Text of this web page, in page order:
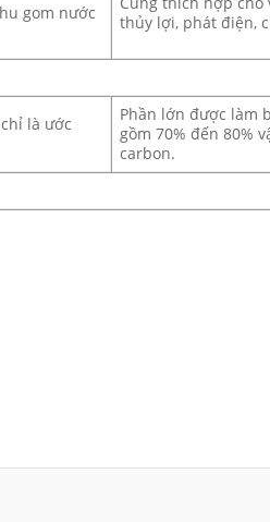
gom nước
thủy lợi, phát điện,
là ước
Phần lớn được làm
gồm 70% đến 80%
carbon.